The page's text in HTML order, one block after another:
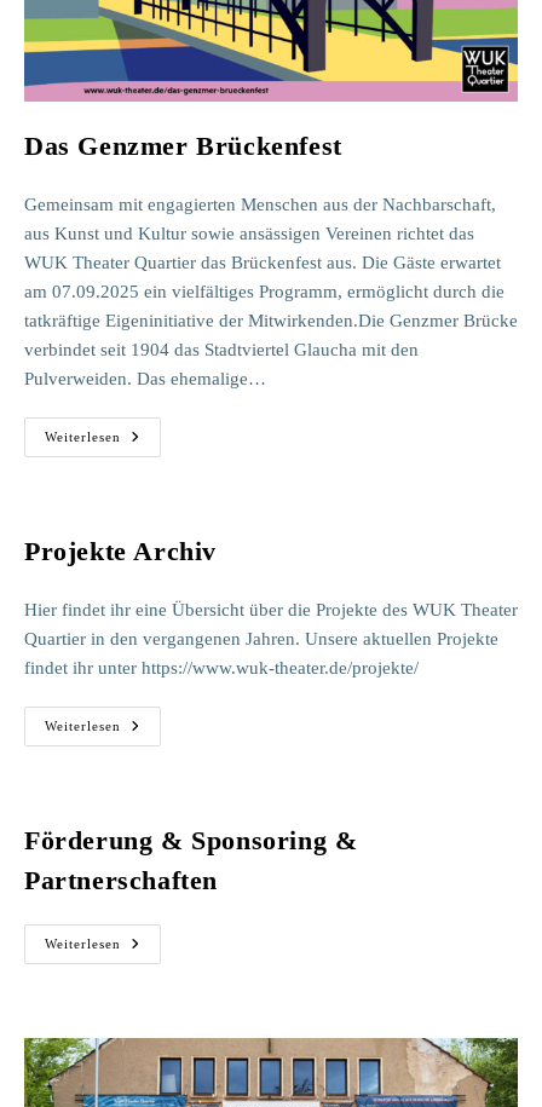
Das Genzmer Brückenfest
Gemeinsam mit engagierten Menschen aus der Nachbarschaft,
aus Kunst und Kultur sowie ansässigen Vereinen richtet das
WUK Theater Quartier das Brückenfest aus. Die Gäste erwartet
am 07.09.2025 ein vielfältiges Programm, ermöglicht durch die
tatkräftige Eigeninitiative der Mitwirkenden.Die Genzmer Brücke
verbindet seit 1904 das Stadtviertel Glaucha mit den
Pulverweiden. Das ehemalige…
Weiterlesen
Das
Genzmer
Projekte Archiv
Hier findet ihr eine Übersicht über die Projekte des WUK Theater
Quartier in den vergangenen Jahren. Unsere aktuellen Projekte
findet ihr unter https://www.wuk-theater.de/projekte/
Weiterlesen
Projekte
Archiv
Förderung & Sponsoring &
Partnerschaften
Weiterlesen
Förderung
&